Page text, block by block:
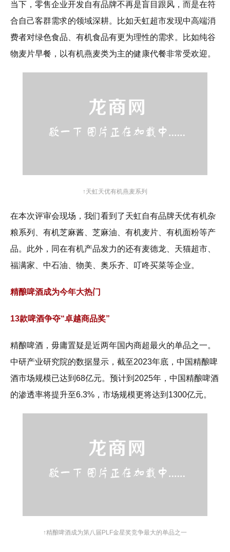
当下，零售企业开发自有品牌不再是盲目跟风，而是在符
合自己客群需求的领域深耕。比如天虹超市发现中高端消
费者对绿色食品、有机食品有更为理性的需求。比如纯谷
物麦片早餐，以有机燕麦类为主的健康代餐非常受欢迎。
↑天虹天优有机燕麦系列
在本次评审会现场，我们看到了天虹自有品牌天优有机杂
粮系列、有机芝麻酱、芝麻油、有机麦片、有机面粉等产
品。此外，同在有机产品发力的还有麦德龙、天猫超市、
福满家、中石油、物美、奥乐齐、叮咚买菜等企业。
精酿啤酒成为今年大热门
13款啤酒争夺“卓越商品奖”
精酿啤酒，毋庸置疑是近两年国内商超最火的单品之一。
中研产业研究院的数据显示，截至2023年底，中国精酿啤
酒市场规模已达到68亿元。预计到2025年，中国精酿啤酒
的渗透率将提升至6.3%，市场规模更将达到1300亿元。
↑精酿啤酒成为第八届PLF金星奖竞争最大的单品之一